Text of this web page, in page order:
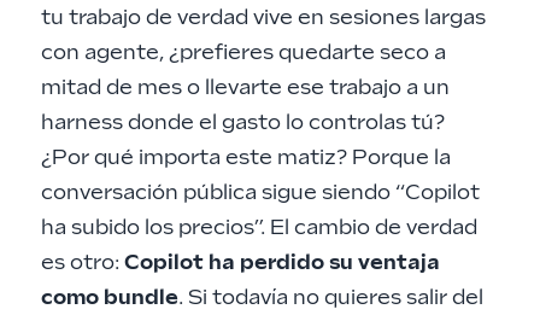
tu trabajo de verdad vive en sesiones largas
con agente, ¿prefieres quedarte seco a
mitad de mes o llevarte ese trabajo a un
harness donde el gasto lo controlas tú?
¿Por qué importa este matiz? Porque la
conversación pública sigue siendo “Copilot
ha subido los precios”. El cambio de verdad
es otro: Copilot ha perdido su ventaja
como bundle. Si todavía no quieres salir del